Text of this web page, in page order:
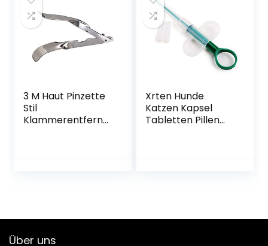
3 M Haut Pinzette
Stil
Klammerentferner
Xrten Hunde
Katzen Kapsel
Tabletten Pillen
Über uns